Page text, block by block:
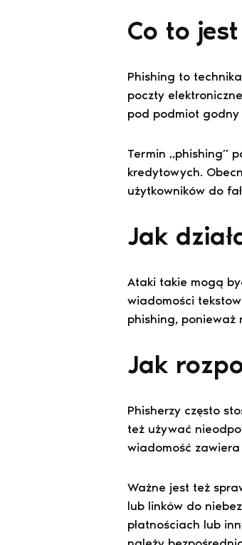
Co to
Phishing to
poczty
pod podmiot godny
Termin „phishing”
kredytowych.
użytkowników do
Jak
Ataki takie mogą
wiadomości
phishing, ponieważ
Jak
Phisherzy często
też używać
wiadomość zawiera
Ważne jest też
lub linków do
płatnościach lub